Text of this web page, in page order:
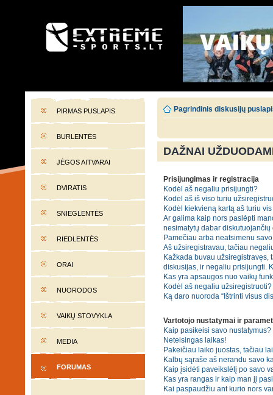
EXTREME-SPORTS.LT
PIRMAS PUSLAPIS
BURLENTĖS
JĖGOS AITVARAI
DVIRATIS
SNIEGLENTĖS
RIEDLENTĖS
ORAI
NUORODOS
VAIKŲ STOVYKLA
MEDIA
FORUMAS
Pagrindinis diskusijų
DAŽNAI
Prisijungimas ir registracija
Kodėl aš negaliu prisijungti?
Kodėl aš iš viso turiu
Kodėl kiekvieną kartą aš turiu
Ar galima kaip nors paslėpti
nesimatytų dabar
Pamečiau arba neatsimenu
Aš užsiregistravau, tačiau
Kažkada buvau užsiregistravęs,
diskusijas, ir negaliu prisijungti.
Kas yra apsaugos nuo vaikų
Kodėl aš negaliu užsiregistruoti?
Ką daro nuoroda “Ištrinti visus
Vartotojo nustatymai ir
Kaip pasikeisi savo nustatymus?
Neteisingas laikas!
Pakeičiau laiko juostas, tačiau
Kalbų sąraše aš nerandu savo
Kaip įsidėti paveikslėlį po savo
Kas yra rangas ir kaip man jį
Kai paspaudžiu ant kurio nors